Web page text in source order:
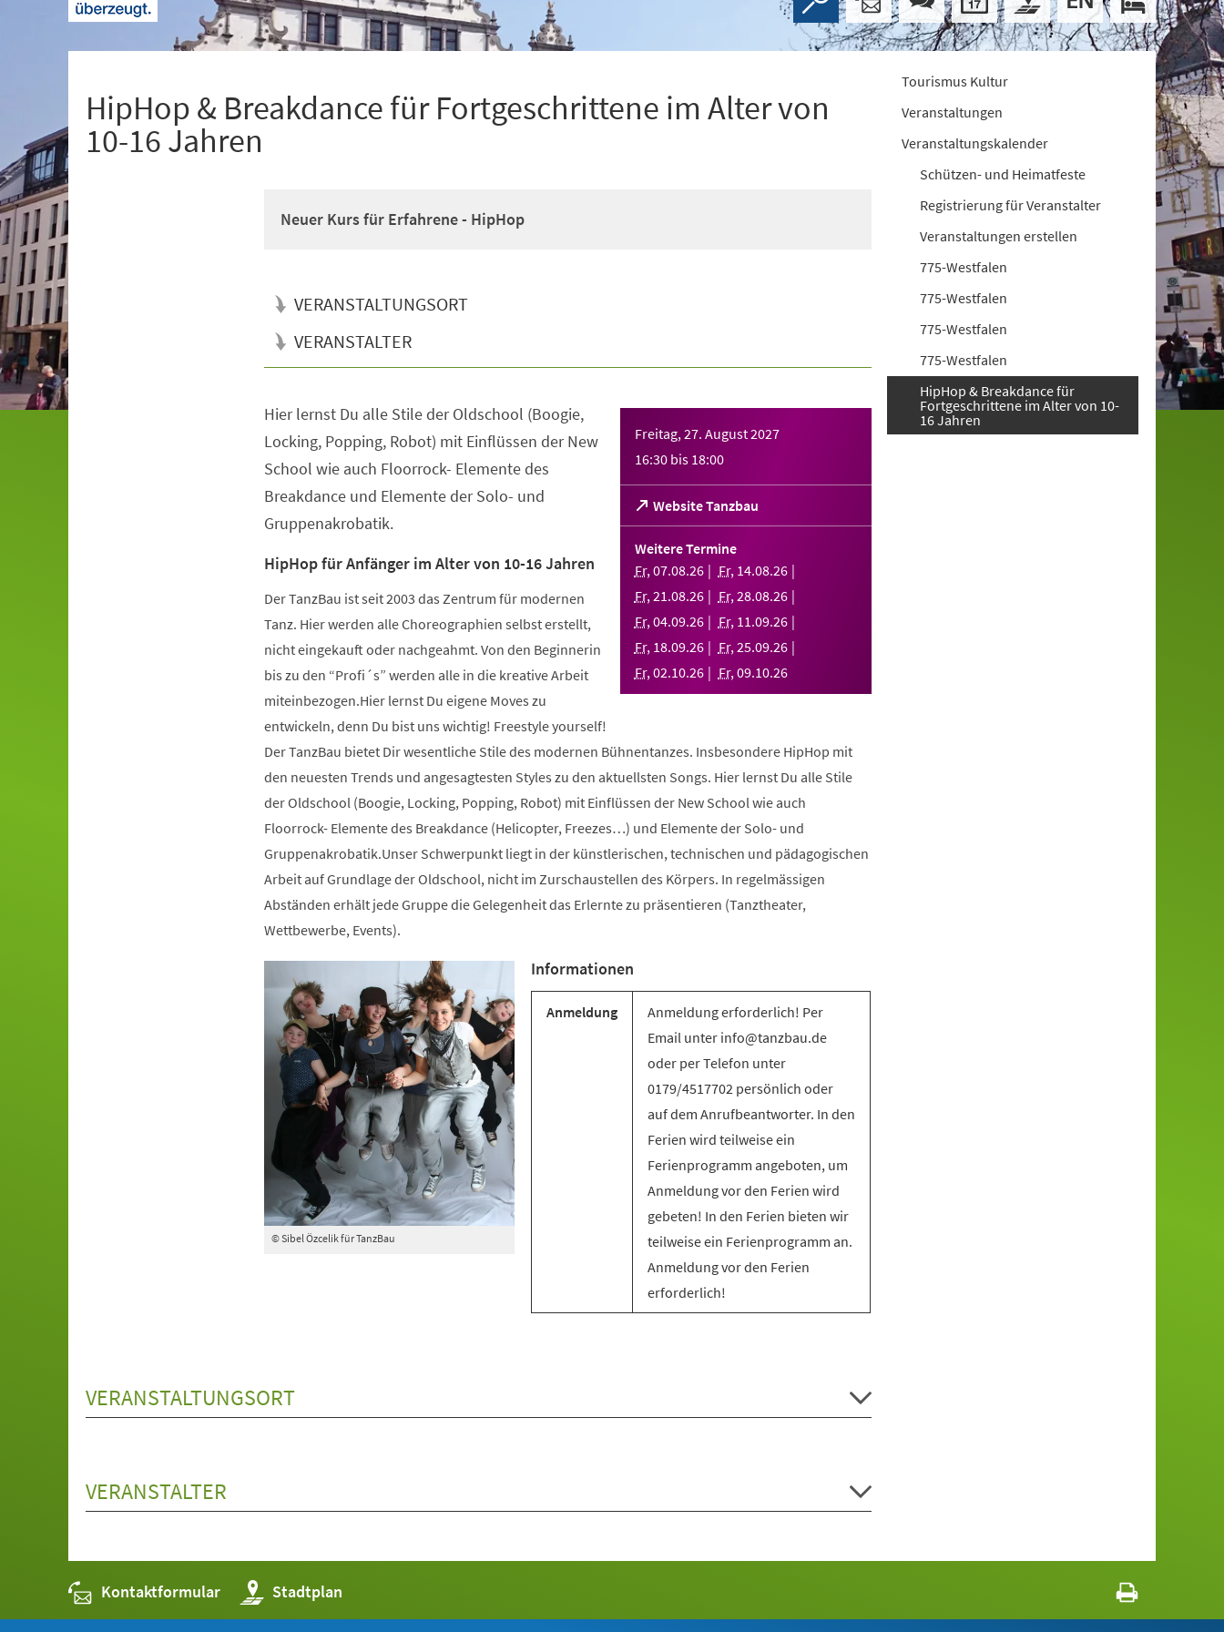
HipHop & Breakdance für Fortgeschrittene im Alter von
10-16 Jahren
Neuer Kurs für Erfahrene - HipHop
VERANSTALTUNGSORT
VERANSTALTER
Freitag, 27. August 2027
16:30 bis 18:00
Website Tanzbau
(Öffnet
in
einem
Tab)
Weitere Termine
Fr,07.08.26 Fr, 14.08.26
Fr,21.08.26 Fr,28.08.26
Fr,04.09.26 Fr, 11.09.26
Fr, 18.09.26 Fr,25.09.26
Fr,02.10.26 Fr,09.10.26
Hier lernst Du alle Stile der Oldschool (Boogie,
Locking, Popping, Robot) mit Einflüssen der New
School wie auch Floorrock- Elemente des
Breakdance und Elemente der Solo- und
Gruppenakrobatik.
HipHop für Anfänger im Alter von 10-16 Jahren
Der TanzBau ist seit 2003 das Zentrum für modernen
Tanz. Hier werden alle Choreographien selbst erstellt,
nicht eingekauft oder nachgeahmt. Von den Beginnerin
bis zu den “Profi´s” werden alle in die kreative Arbeit
miteinbezogen.Hier lernst Du eigene Moves zu
entwickeln, denn Du bist uns wichtig! Freestyle yourself!
Der TanzBau bietet Dir wesentliche Stile des modernen Bühnentanzes. Insbesondere HipHop mit
den neuesten Trends und angesagtesten Styles zu den aktuellsten Songs. Hier lernst Du alle Stile
der Oldschool (Boogie, Locking, Popping, Robot) mit Einflüssen der New School wie auch
Floorrock- Elemente des Breakdance (Helicopter, Freezes…) und Elemente der Solo- und
Gruppenakrobatik.Unser Schwerpunkt liegt in der künstlerischen, technischen und pädagogischen
Arbeit auf Grundlage der Oldschool, nicht im Zurschaustellen des Körpers. In regelmässigen
Abständen erhält jede Gruppe die Gelegenheit das Erlernte zu präsentieren (Tanztheater,
Wettbewerbe, Events).
© Sibel Özcelik für TanzBau
Informationen
Anmeldung
Anmeldung erforderlich! Per
Email unter info@tanzbau.de
oder per Telefon unter
0179/4517702 persönlich oder
auf dem Anrufbeantworter. In den
Ferien wird teilweise ein
Ferienprogramm angeboten, um
Anmeldung vor den Ferien wird
gebeten! In den Ferien bieten wir
teilweise ein Ferienprogramm an.
Anmeldung vor den Ferien
erforderlich!
VERANSTALTUNGSORT
VERANSTALTER
Tourismus Kultur
Veranstaltungen
Veranstaltungskalender
Schützen- und Heimatfeste
Registrierung für Veranstalter
Veranstaltungen erstellen
775-Westfalen
775-Westfalen
775-Westfalen
775-Westfalen
HipHop & Breakdance für
Fortgeschrittene im Alter von 10-
16 Jahren
Kontaktformular Stadtplan
(Öffnet
in
einem